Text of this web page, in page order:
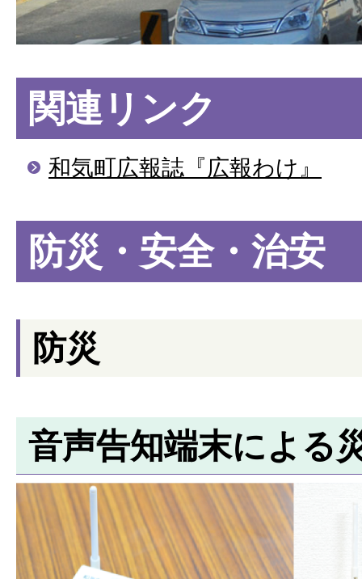
関連リンク
和気町広報誌『広報わけ』
防災・安全・治安
防災
音声告知端末による